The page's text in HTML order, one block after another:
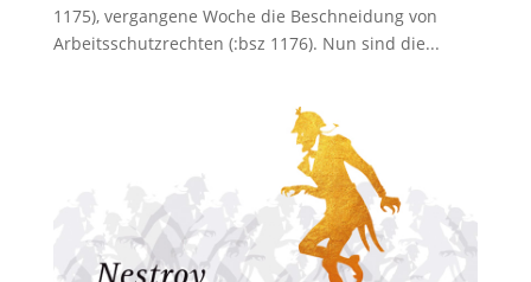
1175), vergangene Woche die Beschneidung von
Arbeitsschutzrechten (:bsz 1176). Nun sind die...